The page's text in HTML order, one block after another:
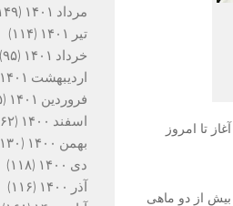
تا امروز
بیش از دو ماهی
مرداد ۱۴۰۱
(۱۴۹)
تیر ۱۴۰۱
(۱۱۴)
خرداد ۱۴۰۱
(۹۵)
اردیبهشت ۱۴۰۱
فروردین ۱۴۰۱
(۱۱۵)
اسفند ۱۴۰۰
(۱۶۲)
بهمن ۱۴۰۰
(۱۳۰)
دی ۱۴۰۰
(۱۱۸)
آذر ۱۴۰۰
(۱۱۶)